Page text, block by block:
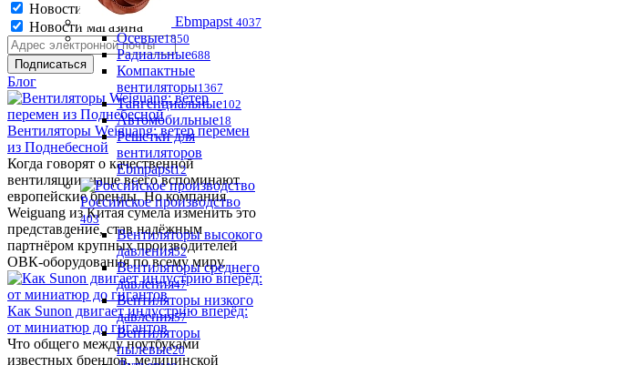
Ebmpapst 4037
Осевые1850
Радиальные688
Компактные
вентиляторы1367
Тангенциальные102
Автомобильные18
Решетки для
вентиляторов
Ebmpapst12
Российское производство
403
Вентиляторы высокого
давления52
Вентиляторы среднего
давления47
Вентиляторы низкого
давления57
Вентиляторы
пылевые20
Новости магазина
Новости магазина
Блог
Вентиляторы Weiguang: ветер перемен
из Поднебесной
Когда говорят о качественной
вентиляции, чаще всего вспоминают
европейские бренды. Но компания
Weiguang из Китая сумела изменить это
представление, став надёжным
партнёром крупных производителей
ОВК-оборудования по всему миру.
Как Sunon двигает индустрию вперёд:
от миниатюр до гигантов
Что общего между ноутбуками
известных брендов, медицинской